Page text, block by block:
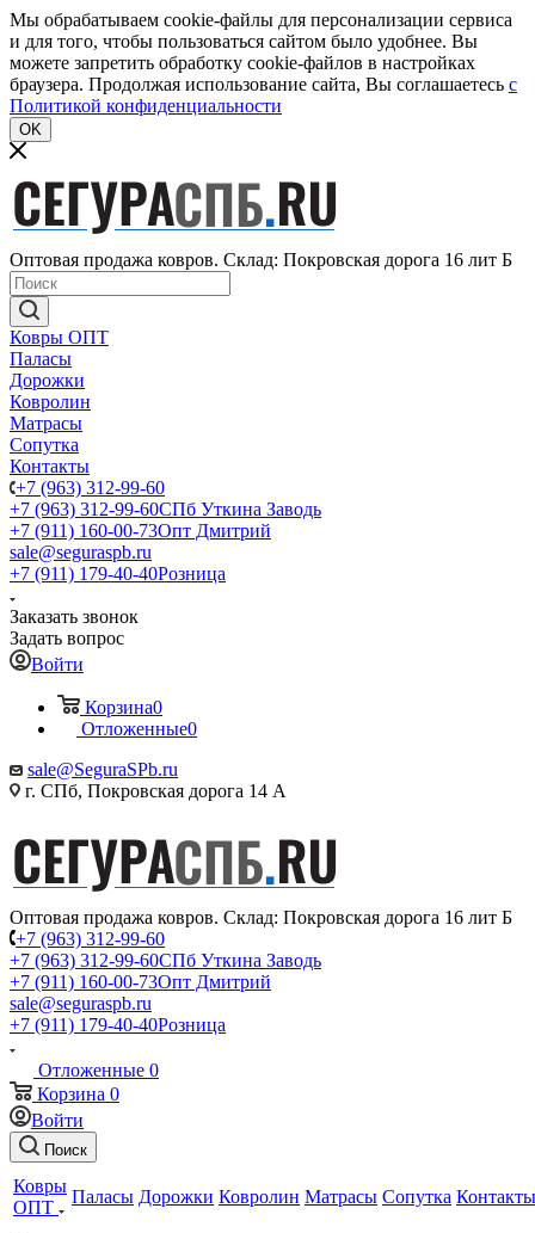
Мы обрабатываем cookie-файлы для персонализации сервиса
и для того, чтобы пользоваться сайтом было удобнее. Вы
можете запретить обработку cookie-файлов в настройках
браузера. Продолжая использование сайта, Вы соглашаетесь c
Политикой конфиденциальности
OK
Оптовая продажа ковров. Склад: Покровская дорога 16 лит Б
Ковры ОПТ
Паласы
Дорожки
Ковролин
Матрасы
Сопутка
Контакты
+7 (963) 312-99-60
+7 (963) 312-99-60СПб Уткина Заводь
+7 (911) 160-00-73Опт Дмитрий
sale@seguraspb.ru
+7 (911) 179-40-40Розница
Заказать звонок
Задать вопрос
Войти
Корзина0
Отложенные0
sale@SeguraSPb.ru
г. СПб, Покровская дорога 14 А
Оптовая продажа ковров. Склад: Покровская дорога 16 лит Б
+7 (963) 312-99-60
+7 (963) 312-99-60СПб Уткина Заводь
+7 (911) 160-00-73Опт Дмитрий
sale@seguraspb.ru
+7 (911) 179-40-40Розница
Отложенные 0
Корзина 0
Войти
Поиск
Ковры
ОПТ
Паласы Дорожки Ковролин Матрасы Сопутка Контакты